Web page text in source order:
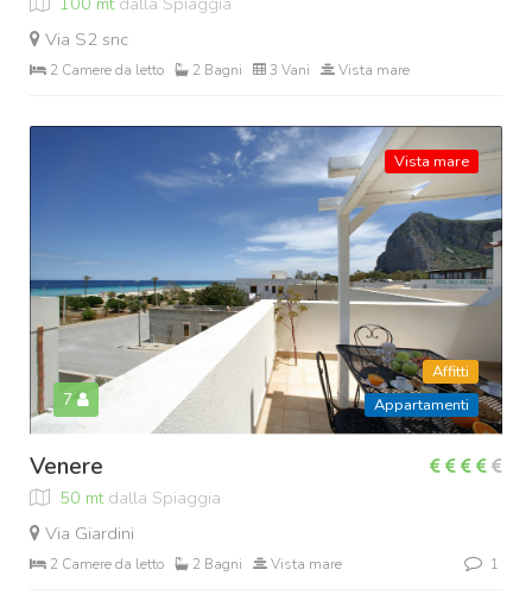
Via S2 snc
2 Camere da letto 2 Bagni 3 Vani Vista mare
7
Affitti
Appartamenti
Vista mare
Venere
50 mtdalla Spiaggia
Via Giardini
2 Camere da letto 2 Bagni Vista mare 1